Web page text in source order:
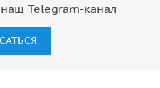
Telegram-канал